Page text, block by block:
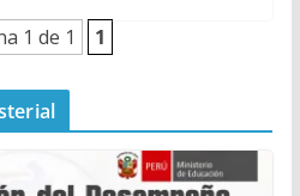
1 de 1 1